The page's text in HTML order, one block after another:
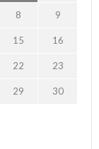
8 9
15 16
22 23
29 30